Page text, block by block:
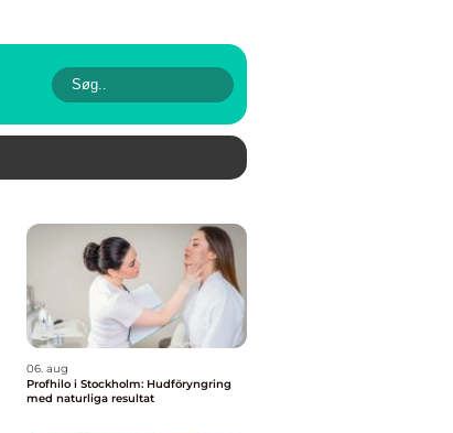
06. aug
Profhilo i Stockholm: Hudföryngring
med naturliga resultat